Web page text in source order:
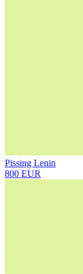
Pissing Lenin
800 EUR